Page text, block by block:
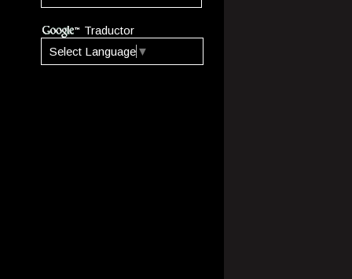
Traductor
Select Language ▼